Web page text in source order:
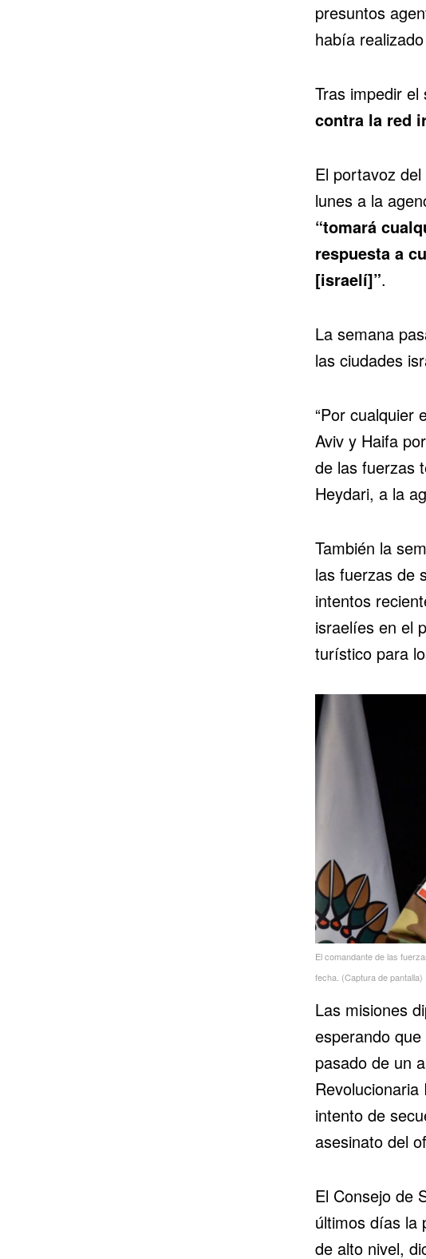
presuntos
había
Tras impedir el
contra la red
El portavoz
lunes a la
“tomará
respuesta a
[israelí]”.
La semana
las ciudades
“Por cualquier
Aviv y Haifapor
de las fuerzas
Heydari, a la
También la
las fuerzas de
intentos
israelíes en el
turístico para
El comandante de las
fecha. (Captura de pantalla)
Las misiones
esperando
pasado de un
Revolucionaria
intento de
asesinato del
El Consejo de
últimos días la
de alto nivel,